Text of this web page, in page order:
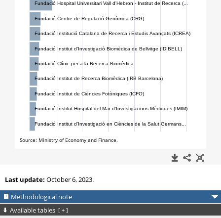
Last update: October 6, 2023.
Methodological note
Available tables [ + ]